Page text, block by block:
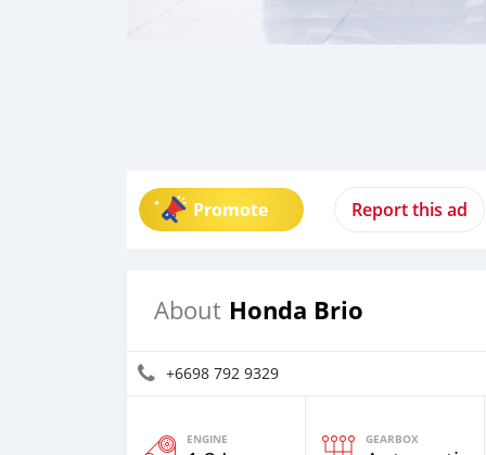
Promote Report this ad
About Honda Brio
+6698 792 9329
ENGINE GEARBOX